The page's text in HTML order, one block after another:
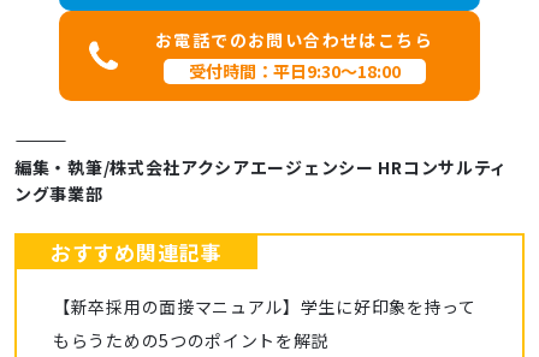
お電話でのお問い合わせはこちら
受付時間：平日9:30～18:00
――――――――――――
編集・執筆/株式会社アクシアエージェンシー HRコンサルティ
ング事業部
おすすめ関連記事
【新卒採用の面接マニュアル】学生に好印象を持って
もらうための5つのポイントを解説